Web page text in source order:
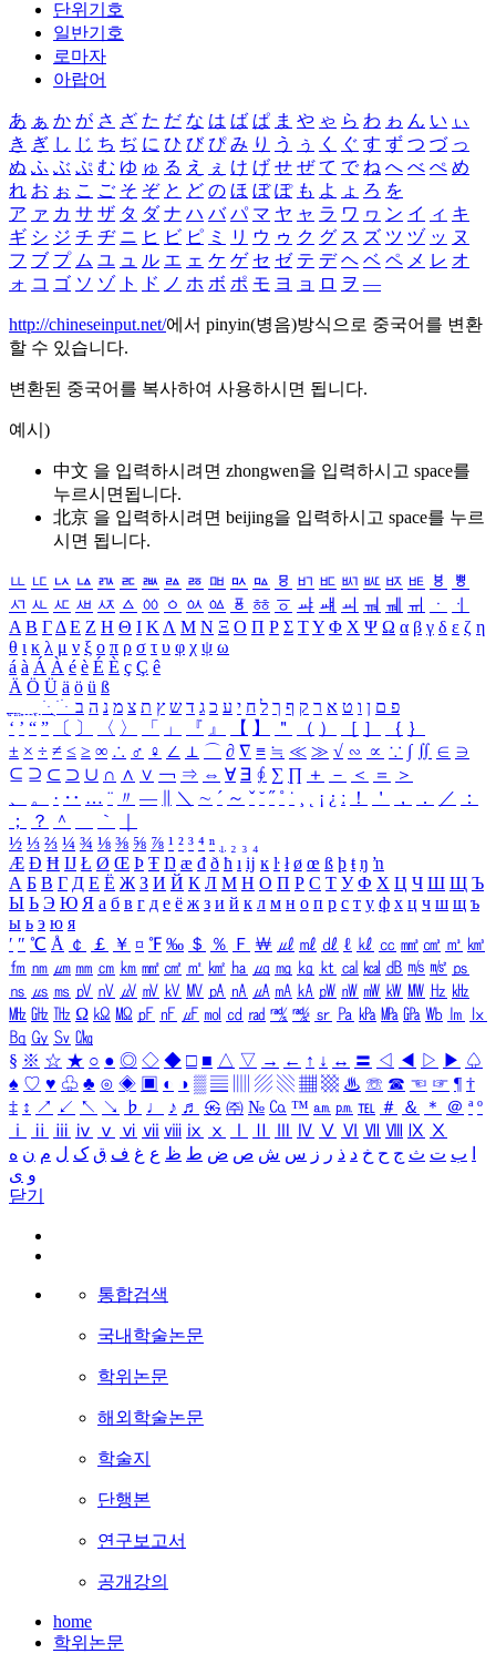
단위기호
일반기호
로마자
아랍어
あ ぁ か が さ ざ た だ な は ば ぱ ま や ゃ ら わ ゎ ん い ぃ
き ぎ し じ ち ぢ に ひ び ぴ み り う ぅ く ぐ す ず つ づ っ
ぬ ふ ぶ ぷ む ゆ ゅ る え ぇ け げ せ ぜ て で ね へ べ ぺ め
れ お ぉ こ ご そ ぞ と ど の ほ ぼ ぽ も よ ょ ろ を
ア ァ カ サ ザ タ ダ ナ ハ バ パ マ ヤ ャ ラ ワ ヮ ン イ ィ キ
ギ シ ジ チ ヂ ニ ヒ ビ ピ ミ リ ウ ゥ ク グ ス ズ ツ ヅ ッ ヌ
フ ブ プ ム ユ ュ ル エ ェ ケ ゲ セ ゼ テ デ ヘ ベ ペ メ レ オ
ォ コ ゴ ソ ゾ ト ド ノ ホ ボ ポ モ ヨ ョ ロ ヲ ―
http://chineseinput.net/에서 pinyin(병음)방식으로 중국어를 변환
할 수 있습니다.
변환된 중국어를 복사하여 사용하시면 됩니다.
예시)
中文 을 입력하시려면 zhongwen을 입력하시고 space를
누르시면됩니다.
北京 을 입력하시려면 beijing을 입력하시고 space를 누르
시면 됩니다.
ㅥ ㅦ ㅧ ㅨ ㅩ ㅪ ㅫ ㅬ ㅭ ㅮ ㅯ ㅰ ㅱ ㅲ ㅳ ㅴ ㅵ ㅶ ㅷ ㅸ
ㅹ
ㅺ ㅻ ㅼ ㅽ ㅾ ㅿ ㆀ ㆁ ㆂ ㆃ ㆄ ㆅ ㆆ ㆇ ㆈ ㆉ ㆊ ㆋ ㆌ ㆍ
ㆎ
Α Β ΓΔ Ε Ζ Η Θ Ι ΚΛ Μ Ν Ξ Ο Π Ρ Σ ΤΥ Φ Χ Ψ Ω α β γ δ ε ζ η
θ ι κ λ μ ν ξ ο π ρ σ τ υ φ χ ψ ω
á à Á À é è É È ç Ç ê
Ä Ö Ü ä ö ü ß
ִֶֹ ֻּ ׁׂ פ ם ן ו ט א ר ק ף ך ל ח י ע כ ג ד ש ץ ת צ מ נ ה ב
‘ ’ “ ” 〔 〕 〈 〉 「 」 『 』 【 】 ＂ （ ） ［ ］ ｛ ｝
± × ÷ ≠ ≤ ≥ ∞ ∴ ♂ ♀ ∠ ⊥ ⌒ ∂ ∇ ≡ ≒ ≪ ≫ √ ∽ ∝ ∵ ∫ ∬ ∈ ∋
⊆ ⊇ ⊂ ⊃ ∪ ∩ ∧ ∨ ￢ ⇒ ⇔ ∀ ∃ ∮ ∑ ∏ ＋ － ＜ ＝
＞
、
。 · ‥ … ¨ 〃 ― ＼ ∼ ´ ～ ˇ ˘ ˝ ˚ ˙ ¸ ¡ ¿ ː ！ ＇ ， ． ／
：
；
？ ＾ ｀
½ ⅓ ⅔ ¼ ¾ ⅛ ⅜ ⅝ ⅞ ¹ ² ³ ⁴ ⁿ ₁ ₂ ₃ ₄
Æ Ð Ħ Ĳ Ł Ø Œ Þ Ŧ Ŋ æ đ ð ħ ı ĳ ĸ ŀ ł ø œ ß þ ŧ ŋ ŉ
А Б В Г Д Е Ё Ж З И Й К Л М Н О П Р С Т У Ф Х Ц Ч Ш Щ Ъ
Ы Ь Э Ю Я а б в г д е ё ж з и й к л м н о п р с т у ф х ц ч ш щ ъ
ы ь э ю я
′ ″ ℃ Å ￠ ￡ ￥ ¤ ℉ ‰ ＄ ％ Ｆ ￦ ㎕ ㎖ ㎗ ℓ ㎘ ㏄ ㎣ ㎤ ㎥ ㎦
㎙ ㎚ ㎛ ㎜ ㎝ ㎞ ㎟ ㎠ ㎡ ㎢ ㏊ ㎍ ㎎ ㎏ ㏏ ㎈ ㎉ ㏈ ㎧ ㎨ ㎰
㎱ ㎲ ㎳ ㎴ ㎵ ㎶ ㎷ ㎸ ㎹ ㎀ ㎁ ㎂ ㎃ ㎄ ㎺ ㎻ ㎽ ㎾ ㎿ ㎐ ㎑
㎒ ㎓ ㎔ Ω ㏀ ㏁ ㎊ ㎋ ㎌ ㏖ ㏅ ㎭ ㎮ ㎯ ㏛ ㎩ ㎪ ㎫ ㎬ ㏝ ㏐
㏓
㏃ ㏉ ㏜ ㏆
§ ※ ☆ ★ ○ ● ◎ ◇ ◆ □ ■ △ ▽ → ← ↑ ↓ ↔ 〓 ◁ ◀ ▷ ▶ ♤
♠ ♡ ♥ ♧ ♣ ⊙ ◈ ▣ ◐ ◑ ▒ ▤ ▨ ▧ ▦ ▩ ♨ ☏ ☎ ☜ ☞ ¶ †
‡ ↕ ↗ ↙ ↖ ↘ ♭ ♩ ♪ ♬ ㉿ ㈜ № ㏇ ™ ㏂ ㏘ ℡ ＃ ＆ ＊ ＠ ª º
ⅰ
ⅱ ⅲ ⅳ ⅴ ⅵ ⅶ ⅷ ⅸ ⅹ Ⅳ Ⅴ Ⅵ Ⅶ Ⅷ Ⅸ Ⅹ
ب ت ث ج ح خ د ذ ر ز س ش ص ض ط ظ ع غ ف ق ک ل م ن ه
و ی
닫기
통합검색
국내학술논문
학위논문
해외학술논문
학술지
단행본
연구보고서
공개강의
home
학위논문